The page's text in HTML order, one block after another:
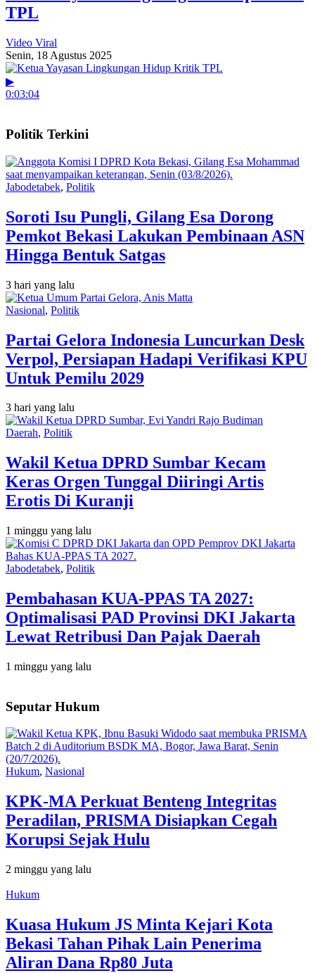
TPL
Video Viral
Senin, 18 Agustus 2025
▶
0:03:04
Politik Terkini
Jabodetabek, Politik
Soroti Isu Pungli, Gilang Esa Dorong
Pemkot Bekasi Lakukan Pembinaan ASN
Hingga Bentuk Satgas
3 hari yang lalu
Nasional, Politik
Partai Gelora Indonesia Luncurkan Desk
Verpol, Persiapan Hadapi Verifikasi KPU
Untuk Pemilu 2029
3 hari yang lalu
Daerah, Politik
Wakil Ketua DPRD Sumbar Kecam
Keras Orgen Tunggal Diiringi Artis
Erotis Di Kuranji
1 minggu yang lalu
Jabodetabek, Politik
Pembahasan KUA-PPAS TA 2027:
Optimalisasi PAD Provinsi DKI Jakarta
Lewat Retribusi Dan Pajak Daerah
1 minggu yang lalu
Seputar Hukum
Hukum, Nasional
KPK-MA Perkuat Benteng Integritas
Peradilan, PRISMA Disiapkan Cegah
Korupsi Sejak Hulu
2 minggu yang lalu
Hukum
Kuasa Hukum JS Minta Kejari Kota
Bekasi Tahan Pihak Lain Penerima
Aliran Dana Rp80 Juta